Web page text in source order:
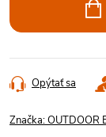
Opýtať sa
Značka:OUTDOOR